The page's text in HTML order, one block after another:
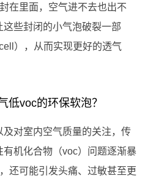
在里面，空气进不去也出不
些封闭的小气泡破裂一部
），从而实现更好的透气
低voc的环保软泡？
对室内空气质量的关注，传
机化合物（voc）问题逐渐暴
还可能引发头痛、过敏甚至更